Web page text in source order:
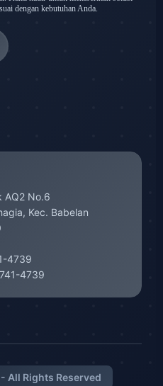
dengan kebutuhan Anda.
AQ2 No.6
Kec. Babelan
4739
4739
All Rights Reserved